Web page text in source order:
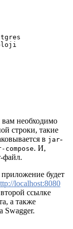
необходимо
строки, такие
в jar-
compose. И,
файл.
будет
localhost:8080
ссылке
а также
Swagger.